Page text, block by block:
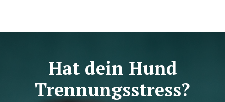
Hat dein Hund
Trennungsstress?